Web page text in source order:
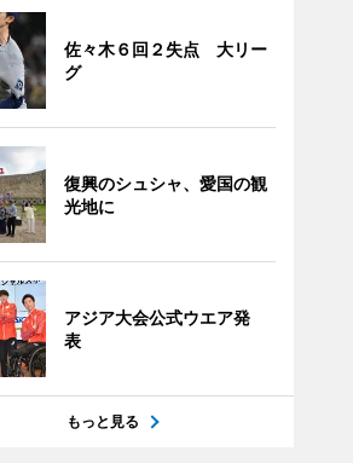
佐々木６回２失点 大リー
グ
復興のシュシャ、愛国の観
光地に
アジア大会公式ウエア発
表
もっと見る